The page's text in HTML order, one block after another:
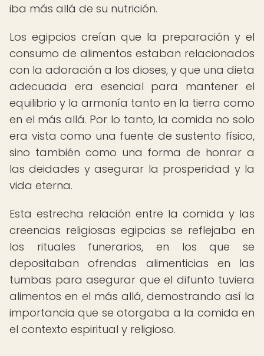
iba más allá de su nutrición.
Los egipcios creían que la preparación y el
consumo de alimentos estaban relacionados
con la adoración a los dioses, y que una dieta
adecuada era esencial para mantener el
equilibrio y la armonía tanto en la tierra como
en el más allá. Por lo tanto, la comida no solo
era vista como una fuente de sustento físico,
sino también como una forma de honrar a
las deidades y asegurar la prosperidad y la
vida eterna.
Esta estrecha relación entre la comida y las
creencias religiosas egipcias se reflejaba en
los rituales funerarios, en los que se
depositaban ofrendas alimenticias en las
tumbas para asegurar que el difunto tuviera
alimentos en el más allá, demostrando así la
importancia que se otorgaba a la comida en
el contexto espiritual y religioso.